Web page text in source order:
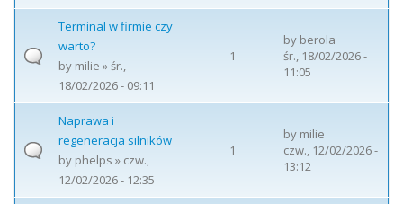
Terminal w firmie czy
warto?
by milie » śr.,
18/02/2026 - 09:11
1
by berola
śr., 18/02/2026 -
11:05
Naprawa i
regeneracja silników
by phelps » czw.,
12/02/2026 - 12:35
1
by milie
czw., 12/02/2026 -
13:12